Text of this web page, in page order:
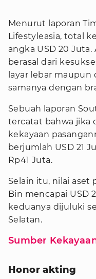
Menurut laporan
Lifestyleasia, total
angka USD 20
berasal dari
layar lebar maupun
samanya dengan
Sebuah laporan
tercatat bahwa jika
kekayaan
berjumlah USD 21
Rp41 Juta.
Selain itu, nilai aset
Bin mencapai USD
keduanya dijuluki
Selatan.
Sumber
Honor akting